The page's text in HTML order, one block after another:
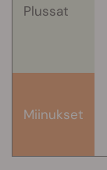
Plussat
Miinukset